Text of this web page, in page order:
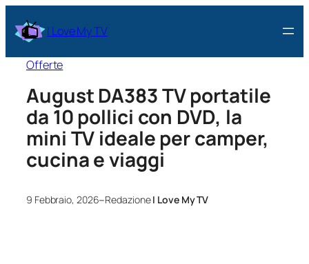
I Love My TV
Offerte
August DA383 TV portatile
da 10 pollici con DVD, la
mini TV ideale per camper,
cucina e viaggi
9 Febbraio, 2026–RedazioneI Love My TV